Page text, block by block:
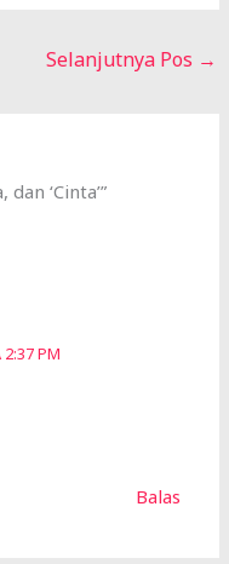
Selanjutnya Pos →
‘Cinta’”
2:37 PM
Balas